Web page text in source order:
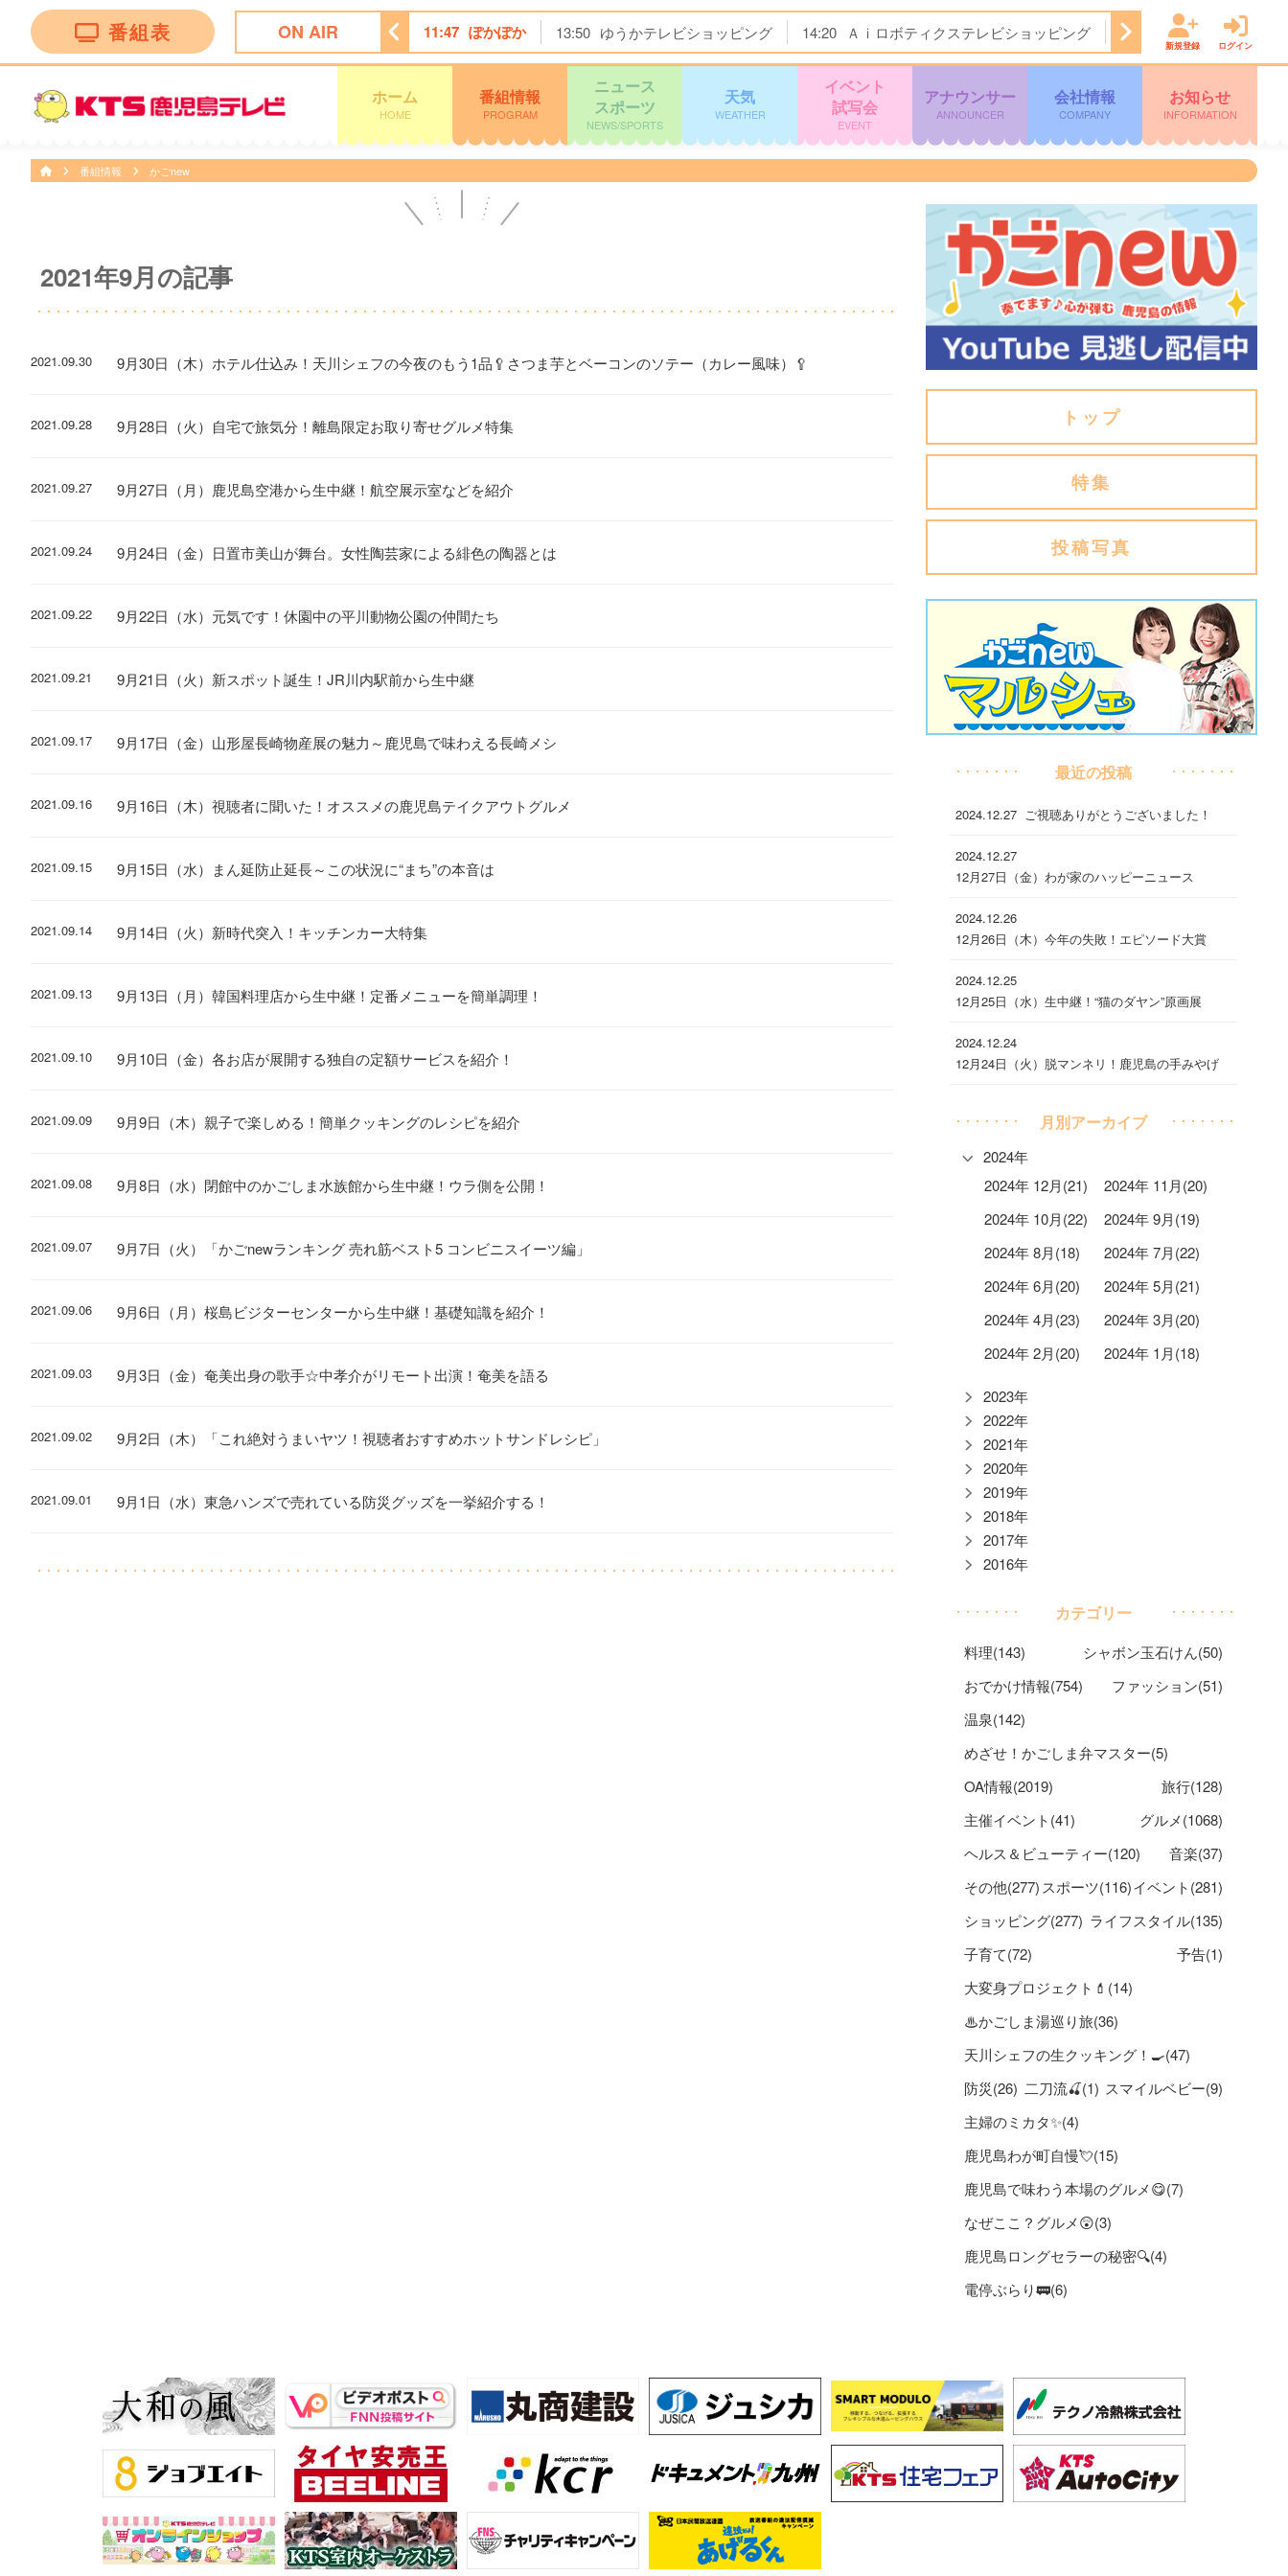
番組表 ON AIR
ごしま 11:30 ＦＮＮ Ｌｉｖｅ Ｎｅｗｓ ｄａｙｓ 11:47 ぽかぽか 13:50 ゆうかテレビショッピング 14:20 Ａｉロボティクステレビショッピング 14:50 ぽよチャンネル
新規登録 ログイン
ホーム
HOME
番組情報
PROGRAM
ニュース
スポーツ
NEWS/SPORTS
天気
WEATHER
イベント
試写会
EVENT
アナウンサー
ANNOUNCER
会社情報
COMPANY
お知らせ
INFORMATION
番組情報 かごnew
2021年9月の記事
2021.09.30 9月30日（木）ホテル仕込み！天川シェフの今夜のもう1品🥄さつま芋とベーコンのソテー（カレー風味）🥄
2021.09.28 9月28日（火）自宅で旅気分！離島限定お取り寄せグルメ特集
2021.09.27 9月27日（月）鹿児島空港から生中継！航空展示室などを紹介
2021.09.24 9月24日（金）日置市美山が舞台。女性陶芸家による緋色の陶器とは
2021.09.22 9月22日（水）元気です！休園中の平川動物公園の仲間たち
2021.09.21 9月21日（火）新スポット誕生！JR川内駅前から生中継
2021.09.17 9月17日（金）山形屋長崎物産展の魅力～鹿児島で味わえる長崎メシ
2021.09.16 9月16日（木）視聴者に聞いた！オススメの鹿児島テイクアウトグルメ
2021.09.15 9月15日（水）まん延防止延長～この状況に“まち”の本音は
2021.09.14 9月14日（火）新時代突入！キッチンカー大特集
2021.09.13 9月13日（月）韓国料理店から生中継！定番メニューを簡単調理！
2021.09.10 9月10日（金）各お店が展開する独自の定額サービスを紹介！
2021.09.09 9月9日（木）親子で楽しめる！簡単クッキングのレシピを紹介
2021.09.08 9月8日（水）閉館中のかごしま水族館から生中継！ウラ側を公開！
2021.09.07 9月7日（火）「かごnewランキング 売れ筋ベスト5 コンビニスイーツ編」
2021.09.06 9月6日（月）桜島ビジターセンターから生中継！基礎知識を紹介！
2021.09.03 9月3日（金）奄美出身の歌手☆中孝介がリモート出演！奄美を語る
2021.09.02 9月2日（木）「これ絶対うまいヤツ！視聴者おすすめホットサンドレシピ」
2021.09.01 9月1日（水）東急ハンズで売れている防災グッズを一挙紹介する！
トップ
特集
投稿写真
最近の投稿
2024.12.27 ご視聴ありがとうございました！
2024.12.27
12月27日（金）わが家のハッピーニュース
2024.12.26
12月26日（木）今年の失敗！エピソード大賞
2024.12.25
12月25日（水）生中継！“猫のダヤン”原画展
2024.12.24
12月24日（火）脱マンネリ！鹿児島の手みやげ
月別アーカイブ
2024年
2024年 12月(21)
2024年 11月(20)
2024年 10月(22)
2024年 9月(19)
2024年 8月(18)
2024年 7月(22)
2024年 6月(20)
2024年 5月(21)
2024年 4月(23)
2024年 3月(20)
2024年 2月(20)
2024年 1月(18)
2023年
2022年
2021年
2020年
2019年
2018年
2017年
2016年
カテゴリー
料理(143)
シャボン玉石けん(50)
おでかけ情報(754)
ファッション(51)
温泉(142)
めざせ！かごしま弁マスター(5)
OA情報(2019)
旅行(128)
主催イベント(41)
グルメ(1068)
ヘルス＆ビューティー(120)
音楽(37)
その他(277) スポーツ(116)イベント(281)
ショッピング(277) ライフスタイル(135)
子育て(72)
予告(1)
大変身プロジェクト💄(14)
♨かごしま湯巡り旅(36)
天川シェフの生クッキング！🍳(47)
防災(26) 二刀流🍒(1) スマイルベビー(9)
主婦のミカタ✨(4)
鹿児島わが町自慢💘(15)
鹿児島で味わう本場のグルメ😋(7)
なぜここ？グルメ😲(3)
鹿児島ロングセラーの秘密🔍(4)
電停ぶらり🚃(6)